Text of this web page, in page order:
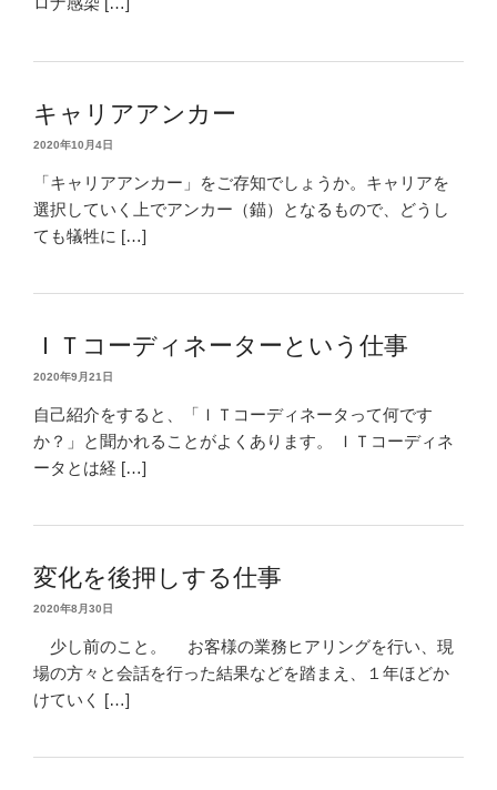
キャリアアンカー
2020年10月4日
「キャリアアンカー」をご存知でしょうか。キャリアを
選択していく上でアンカー（錨）となるもので、どうし
ても犠牲に […]
ＩＴコーディネーターという仕事
2020年9月21日
自己紹介をすると、「ＩＴコーディネータって何です
か？」と聞かれることがよくあります。 ＩＴコーディネ
ータとは経 […]
変化を後押しする仕事
2020年8月30日
少し前のこと。 お客様の業務ヒアリングを行い、現
場の方々と会話を行った結果などを踏まえ、１年ほどか
けていく […]